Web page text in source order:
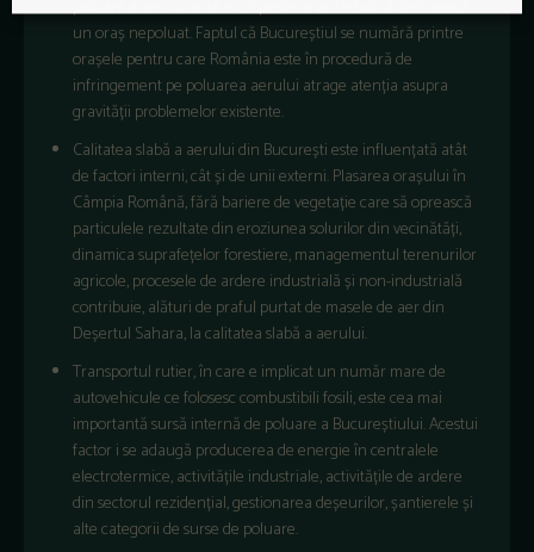
poluare a aerului este mult peste ce ar trebui să definească
un oraș nepoluat. Faptul că Bucureștiul se numără printre
orașele pentru care România este în procedură de
infringement pe poluarea aerului atrage atenția asupra
gravității problemelor existente.
Calitatea slabă a aerului din București este influențată atât
de factori interni, cât și de unii externi. Plasarea orașului în
Câmpia Română, fără bariere de vegetație care să oprească
particulele rezultate din eroziunea solurilor din vecinătăți,
dinamica suprafețelor forestiere, managementul terenurilor
agricole, procesele de ardere industrială și non-industrială
contribuie, alături de praful purtat de masele de aer din
Deșertul Sahara, la calitatea slabă a aerului.
Transportul rutier, în care e implicat un număr mare de
autovehicule ce folosesc combustibili fosili, este cea mai
importantă sursă internă de poluare a Bucureștiului. Acestui
factor i se adaugă producerea de energie în centralele
electrotermice, activitățile industriale, activitățile de ardere
din sectorul rezidențial, gestionarea deșeurilor, șantierele și
alte categorii de surse de poluare.